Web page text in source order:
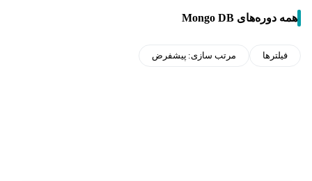
همه دوره‌های Mongo DB
فیلترها مرتب سازی: پیشفرض